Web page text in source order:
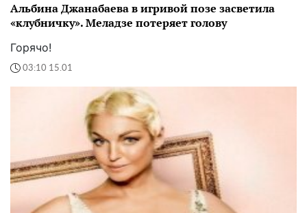
Альбина Джанабаева в игривой позе засветила
«клубничку». Меладзе потеряет голову
Горячо!
03:10 15.01